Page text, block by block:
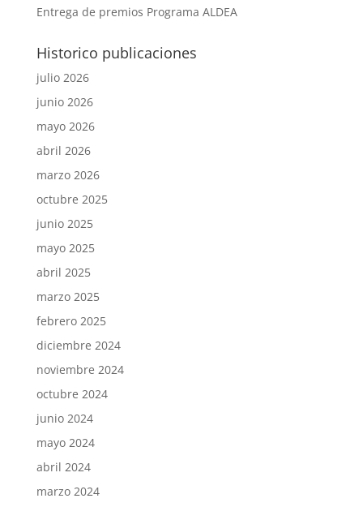
Entrega de premios Programa ALDEA
Historico publicaciones
julio 2026
junio 2026
mayo 2026
abril 2026
marzo 2026
octubre 2025
junio 2025
mayo 2025
abril 2025
marzo 2025
febrero 2025
diciembre 2024
noviembre 2024
octubre 2024
junio 2024
mayo 2024
abril 2024
marzo 2024